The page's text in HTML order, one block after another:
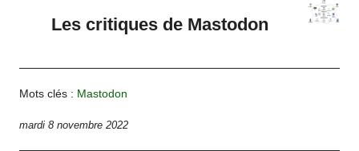
Les critiques de Mastodon
Mots clés : Mastodon
mardi 8 novembre 2022